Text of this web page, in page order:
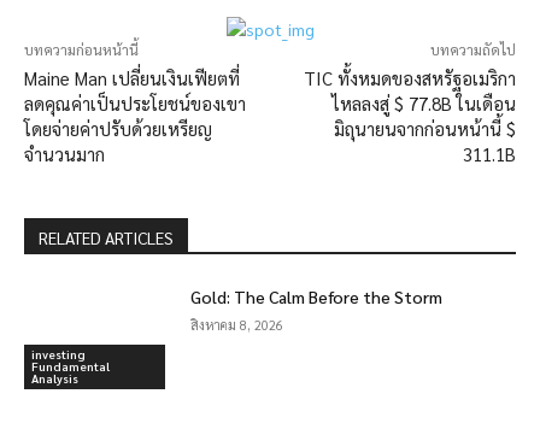
บทความก่อนหน้านี้
Maine Man เปลี่ยนเงินเฟียตที่
ลดคุณค่าเป็นประโยชน์ของเขา
โดยจ่ายค่าปรับด้วยเหรียญ
จำนวนมาก
บทความถัดไป
TIC ทั้งหมดของสหรัฐอเมริกา
ไหลลงสู่ $ 77.8B ในเดือน
มิถุนายนจากก่อนหน้านี้ $
311.1B
RELATED ARTICLES
investing
Fundamental
Analysis
Gold: The Calm Before the Storm
สิงหาคม 8, 2026